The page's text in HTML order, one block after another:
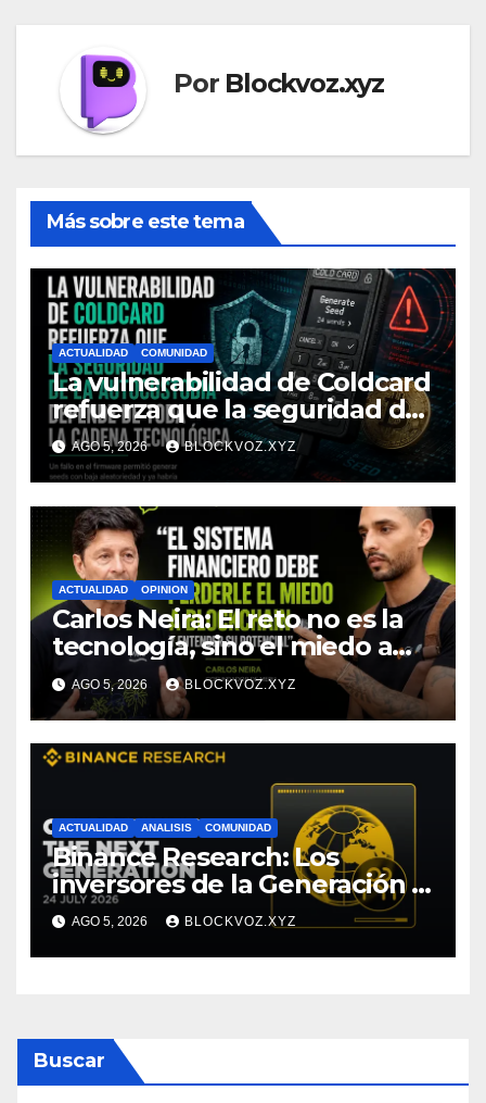
Por Blockvoz.xyz
Más sobre este tema
ACTUALIDAD COMUNIDAD
La vulnerabilidad de Coldcard
refuerza que la seguridad de
la autocustodia depende de
toda la cadena tecnológica,
afirma CoinEx Research
AGO 5, 2026 BLOCKVOZ.XYZ
ACTUALIDAD OPINION
Carlos Neira: El reto no es la
tecnología, sino el miedo a
entenderla
AGO 5, 2026 BLOCKVOZ.XYZ
ACTUALIDAD ANALISIS COMUNIDAD
Binance Research: Los
inversores de la Generación Z
empiezan más jóvenes y
muestran mayor disciplina
financiera
AGO 5, 2026 BLOCKVOZ.XYZ
Buscar